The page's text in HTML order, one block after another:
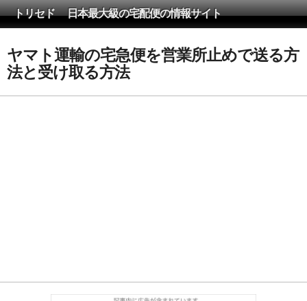
トリセド 日本最大級の宅配便の情報サイト
ヤマト運輸の宅急便を営業所止めで送る方
法と受け取る方法